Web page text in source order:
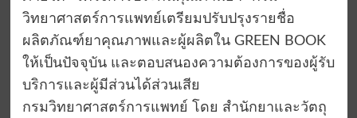
วิทยาศาสตร์การแพทย์เตรียมปรับปรุงรายชื่อ
ผลิตภัณฑ์ยาคุณภาพและผู้ผลิตใน GREEN BOOK
ให้เป็นปัจจุบัน และตอบสนองความต้องการของผู้รับ
บริการและผู้มีส่วนได้ส่วนเสีย
กรมวิทยาศาสตร์การแพทย์ โดย สำนักยาและวัตถุ